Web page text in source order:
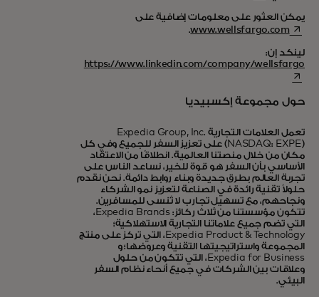
يمكن العثور على معلومات إضافية على
www.wellsfargo.com
opens in a new tab
.
لينكد إن:
https://www.linkedin.com/company/wellsfargo
opens in a new tab
حول مجموعة إكسبيديا
تعمل العلامات التجارية Expedia Group, Inc.
(NASDAQ: EXPE) على تعزيز السفر للجميع وفي كل
مكان من خلال منصتنا العالمية. انطلاقًا من الاعتقاد
الأساسي بأن السفر هو قوة للخير، نساعد الناس على
تجربة العالم بطرق جديدة وبناء روابط دائمة. نحن نقدم
حلولاً تقنية رائدة في الصناعة لتعزيز نمو الشركاء
ونجاحهم، مع تسهيل تجارب لا تُنسى للمسافرين.
تتكون مؤسستنا من ثلاث ركائز: Expedia Brands،
التي تضم جميع علاماتنا التجارية الاستهلاكية؛
Expedia Product & Technology، التي تركز على منتج
المجموعة واستراتيجيتها التقنية وعروضها؛ و
Expedia for Business، التي تتكون من حلول
وعلاقات بين الشركات في جميع أنحاء نظام السفر
البيئي.